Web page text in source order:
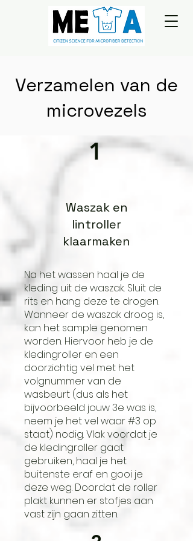
Verzamelen van de
microvezels
1
Waszak en
lintroller
klaarmaken
Na het wassen haal je de
kleding uit de waszak. Sluit de
rits en hang deze te drogen.
Wanneer de waszak droog is,
kan het sample genomen
worden. Hiervoor heb je de
kledingroller en een
doorzichtig vel met het
volgnummer van de
wasbeurt (dus als het
bijvoorbeeld jouw 3e was is,
neem je het vel waar #3 op
staat) nodig. Vlak voordat je
de kledingroller gaat
gebruiken, haal je het
buitenste eraf en gooi je
deze weg. Doordat de roller
plakt kunnen er stofjes aan
vast zijn gaan zitten.